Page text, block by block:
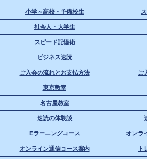
小学～高校・予備校生
社会人・大学生
スピード記憶術
ビジネス速読
ご入会の流れとお支払方法 ご
東京教室
名古屋教室
速読の体験談
Eラーニングコース オンラ
オンライン通信コース案内 ト